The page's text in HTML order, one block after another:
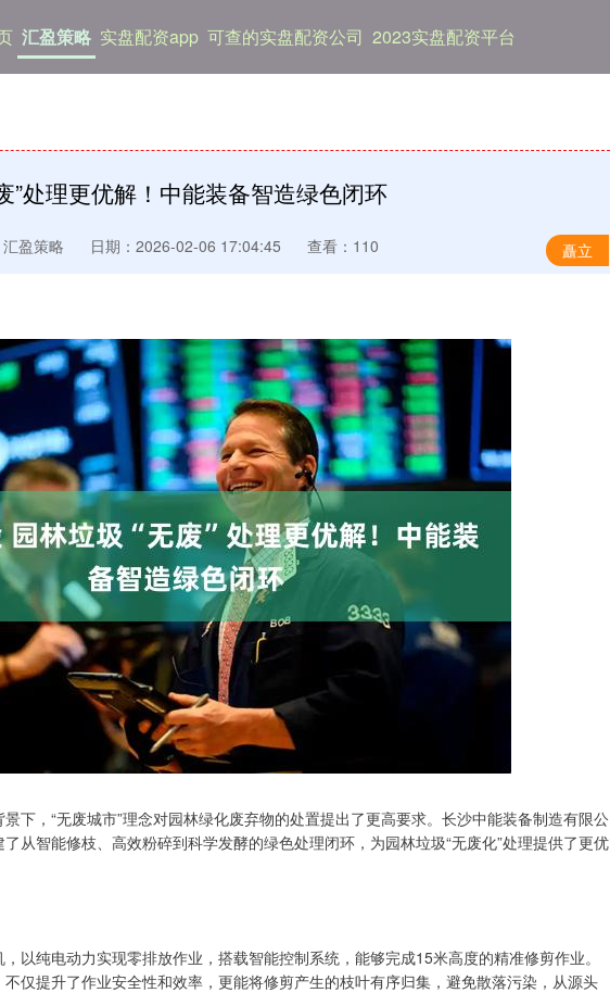
汇盈策略 实盘配资app 可查的实盘配资公司 2023实盘配资平台
”处理更优解！中能装备智造绿色闭环
矗立
盈策略 日期：2026-02-06 17:04:45 查看：110
下，“无废城市”理念对园林绿化废弃物的处置提出了更高要求。长沙中能装备制造有限公
从智能修枝、高效粉碎到科学发酵的绿色处理闭环，为园林垃圾“无废化”处理提供了更优
以纯电动力实现零排放作业，搭载智能控制系统，能够完成15米高度的精准修剪作业。
仅提升了作业安全性和效率，更能将修剪产生的枝叶有序归集，避免散落污染，从源头
200.89 1.42%